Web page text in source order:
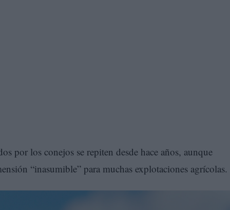
por los conejos se repiten desde hace años, aunque
“inasumible” para muchas explotaciones agrícolas.